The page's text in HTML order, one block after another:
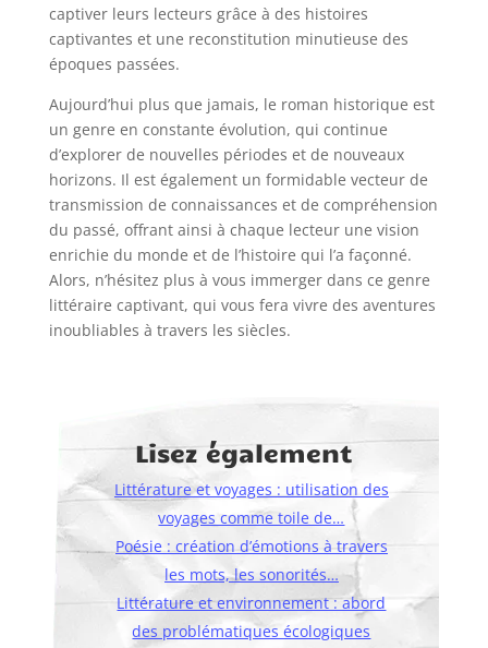
captiver leurs lecteurs grâce à des histoires
captivantes et une reconstitution minutieuse des
époques passées.
Aujourd’hui plus que jamais, le roman historique est
un genre en constante évolution, qui continue
d’explorer de nouvelles périodes et de nouveaux
horizons. Il est également un formidable vecteur de
transmission de connaissances et de compréhension
du passé, offrant ainsi à chaque lecteur une vision
enrichie du monde et de l’histoire qui l’a façonné.
Alors, n’hésitez plus à vous immerger dans ce genre
littéraire captivant, qui vous fera vivre des aventures
inoubliables à travers les siècles.
Lisez également
Littérature et voyages : utilisation des
voyages comme toile de…
Poésie : création d’émotions à travers
les mots, les sonorités…
Littérature et environnement : abord
des problématiques écologiques